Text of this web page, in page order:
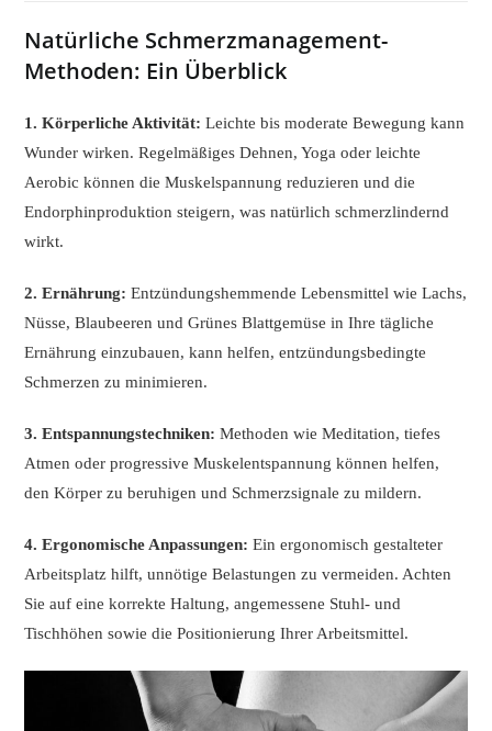
Natürliche Schmerzmanagement-
Methoden: Ein Überblick
1. Körperliche Aktivität: Leichte bis moderate Bewegung kann
Wunder wirken. Regelmäßiges Dehnen, Yoga oder leichte
Aerobic können die Muskelspannung reduzieren und die
Endorphinproduktion steigern, was natürlich schmerzlindernd
wirkt.
2. Ernährung: Entzündungshemmende Lebensmittel wie Lachs,
Nüsse, Blaubeeren und Grünes Blattgemüse in Ihre tägliche
Ernährung einzubauen, kann helfen, entzündungsbedingte
Schmerzen zu minimieren.
3. Entspannungstechniken: Methoden wie Meditation, tiefes
Atmen oder progressive Muskelentspannung können helfen,
den Körper zu beruhigen und Schmerzsignale zu mildern.
4. Ergonomische Anpassungen: Ein ergonomisch gestalteter
Arbeitsplatz hilft, unnötige Belastungen zu vermeiden. Achten
Sie auf eine korrekte Haltung, angemessene Stuhl- und
Tischhöhen sowie die Positionierung Ihrer Arbeitsmittel.